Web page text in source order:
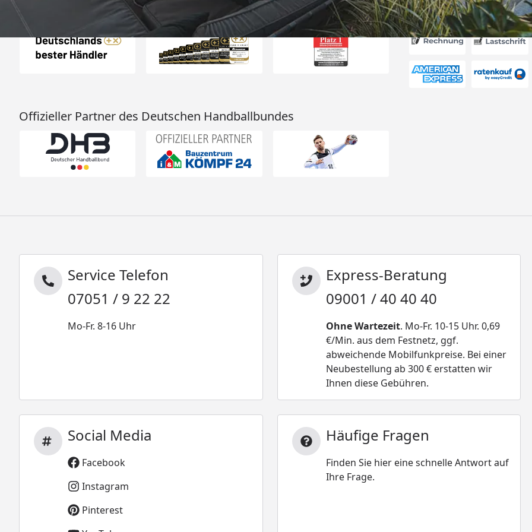
Auszeichnungen Akzeptierte
Offizieller Partner des Deutschen Handballbundes
Service Telefon
07051 / 9 22 22
Mo-Fr. 8-16 Uhr
Express-Beratung
09001 / 40 40 40
Ohne Wartezeit. Mo-Fr. 10-15 Uhr. 0,69
€/Min. aus dem Festnetz, ggf.
abweichende Mobilfunkpreise. Bei einer
Neubestellung ab 300 € erstatten wir
Ihnen diese Gebühren.
Social Media
Facebook
Instagram
Pinterest
Häufige Fragen
Finden Sie hier eine schnelle Antwort auf
Ihre Frage.